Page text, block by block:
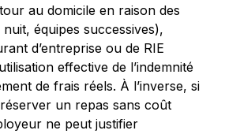
au domicile en raison des
équipes successives),
d’entreprise ou de RIE
effective de l’indemnité
de frais réels. À l’inverse, si
un repas sans coût
ne peut justifier